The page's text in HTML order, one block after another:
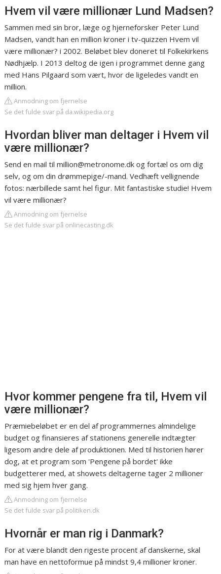
Hvem vil være millionær Lund Madsen?
Sammen med sin bror, læge og hjerneforsker Peter Lund
Madsen, vandt han en million kroner i tv-quizzen Hvem vil
være millionær? i 2002. Beløbet blev doneret til Folkekirkens
Nødhjælp. I 2013 deltog de igen i programmet denne gang
med Hans Pilgaard som vært, hvor de ligeledes vandt en
million.
Anmodning om fjernelse
Se det fulde svar på da.wikipedia.org
Hvordan bliver man deltager i Hvem vil
være millionær?
Send en mail tilmillion@metronome.dk og fortæl os om dig
selv, og om din drømmepige/-mand. Vedhæft vellignende
fotos: nærbillede samt hel figur. Mit fantastiske studie! Hvem
vil være millionær?
Anmodning om fjernelse
Se det fulde svar på onlinecasting.dk
Hvor kommer pengene fra til, Hvem vil
være millionær?
Præmiebeløbet er en del af programmernes almindelige
budget og finansieres af stationens generelle indtægter
ligesom andre dele af produktionen. Med til historien hører
dog, at et program som 'Pengene på bordet' ikke
budgetterer med, at showets deltagerne tager 2 millioner
med sig hjem hver gang.
Anmodning om fjernelse
Se det fulde svar på politiken.dk
Hvornår er man rig i Danmark?
For at være blandt den rigeste procent af danskerne, skal
man have en nettoformue på mindst 9,4 millioner kroner.